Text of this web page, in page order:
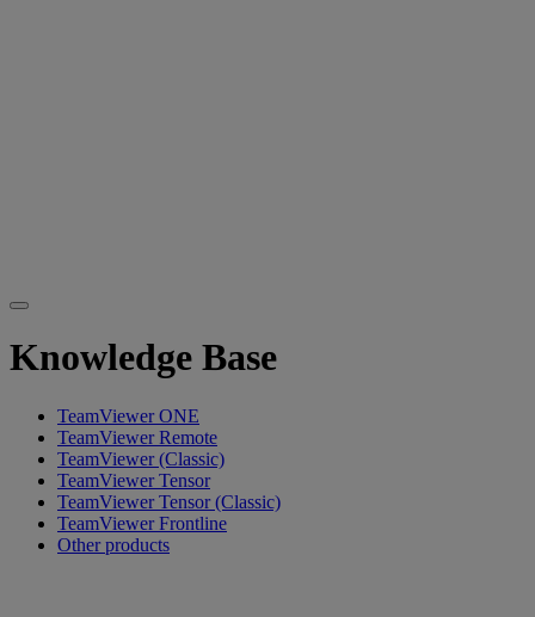
Knowledge Base
TeamViewer ONE
TeamViewer Remote
TeamViewer (Classic)
TeamViewer Tensor
TeamViewer Tensor (Classic)
TeamViewer Frontline
Other products